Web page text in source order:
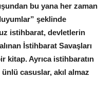
bu yana her zaman
şeklinde
istihbarat, devletlerin
İstihbarat Savaşları
kitap. Ayrıca istihbaratın
casuslar, akıl almaz